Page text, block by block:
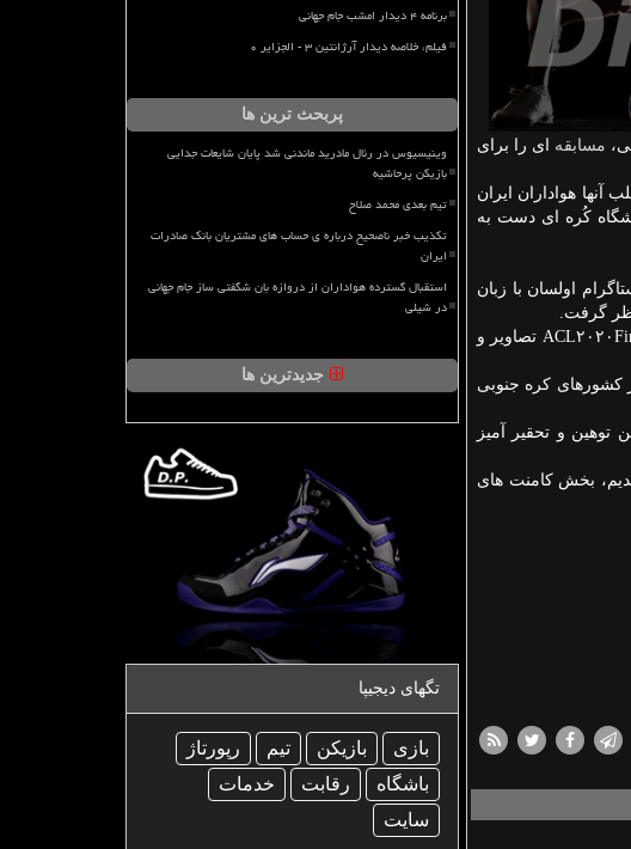
مسابقه ای را برای
اغلب آنها هواداران ایران
سبب شد تا باشگاه کُره ای دست به
اولسان با زبان
گرفت.
این مسابقه به زبان فارسی در اینستاگرام اولسان انتشار یافته و از هواداران خواسته شده است با هشتگ های UHFC و ACL۲۰۲۰Final تصاویر و
فقط در کشورهای کره جنوبی
توهین و تحقیر آمیز
بخش کامنت های
برنامه ۴ دیدار امشب جام جهانی
فیلم، خلاصه دیدار آرژانتین ۳ - الجزایر ۰
پربحث ترین ها
وینیسیوس در رئال مادرید ماندنی شد پایان شایعات جدایی
بازیکن پرحاشیه
تیم بعدی محمد صلاح
تکذیب خبر ناصحیح درباره ی حساب های مشتریان بانک صادرات
ایران
استقبال گسترده هواداران از دروازه بان شگفتی ساز جام جهانی
در شیلی
جدیدترین ها
تگهای دیجیپا
بازی بازیكن تیم
رپورتاژ
باشگاه
رقابت
خدمات
سایت